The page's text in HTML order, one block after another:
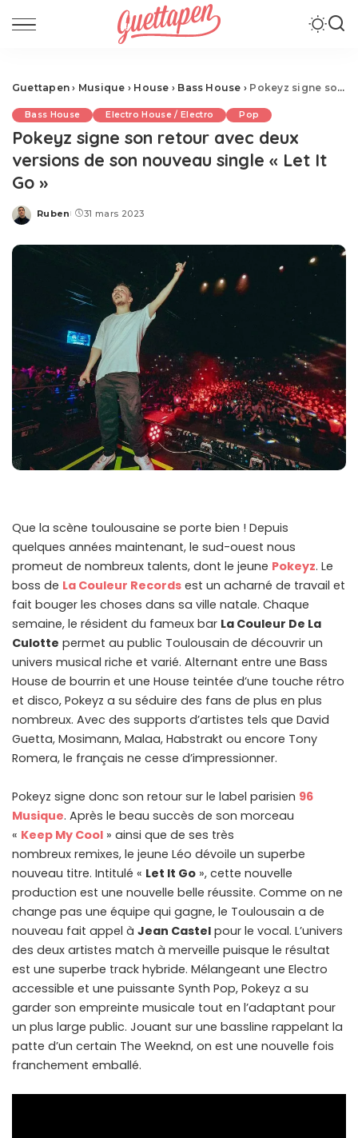
Guettapen › Musique › House › Bass House › Pokeyz signe son retour avec deux versions de son nouveau single « Let It Go »
Bass House Electro House / Electro Pop
Pokeyz signe son retour avec deux
versions de son nouveau single « Let It
Go »
Posted
Ruben 31 mars 2023
Que la scène toulousaine se porte bien ! Depuis
quelques années maintenant, le sud-ouest nous
promeut de nombreux talents, dont le jeune Pokeyz. Le
boss de La Couleur Records est un acharné de travail et
fait bouger les choses dans sa ville natale. Chaque
semaine, le résident du fameux bar La Couleur De La
Culotte permet au public Toulousain de découvrir un
univers musical riche et varié. Alternant entre une Bass
House de bourrin et une House teintée d’une touche rétro
et disco, Pokeyz a su séduire des fans de plus en plus
nombreux. Avec des supports d’artistes tels que David
Guetta, Mosimann, Malaa, Habstrakt ou encore Tony
Romera, le français ne cesse d’impressionner.
Pokeyz signe donc son retour sur le label parisien 96
Musique. Après le beau succès de son morceau
« Keep My Cool » ainsi que de ses très
nombreux remixes, le jeune Léo dévoile un superbe
nouveau titre. Intitulé « Let It Go », cette nouvelle
production est une nouvelle belle réussite. Comme on ne
change pas une équipe qui gagne, le Toulousain a de
nouveau fait appel à Jean Castel pour le vocal. L’univers
des deux artistes match à merveille puisque le résultat
est une superbe track hybride. Mélangeant une Electro
accessible et une puissante Synth Pop, Pokeyz a su
garder son empreinte musicale tout en l’adaptant pour
un plus large public. Jouant sur une bassline rappelant la
patte d’un certain The Weeknd, on est une nouvelle fois
franchement emballé.